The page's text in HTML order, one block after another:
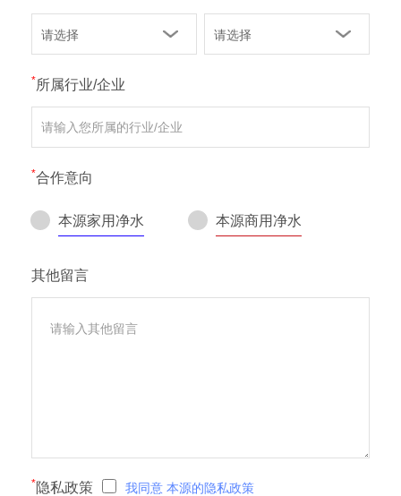
*所属行业/企业
*合作意向
本源家用净水 本源商用净水
其他留言
*隐私政策 我同意 本源的隐私政策